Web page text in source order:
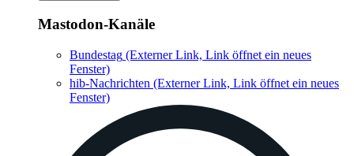
Mastodon-Kanäle
Bundestag (Externer Link, Link öffnet ein neues
Fenster)
hib-Nachrichten (Externer Link, Link öffnet ein neues
Fenster)